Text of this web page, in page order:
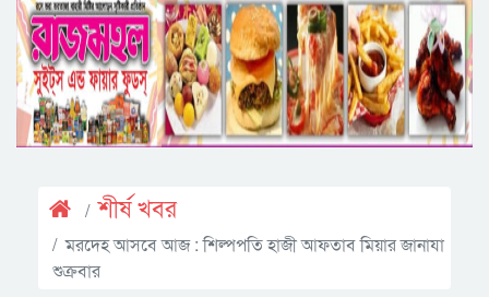
শীর্ষ খবর
মরদেহ আসবে আজ : শিল্পপতি হাজী আফতাব মিয়ার জানাযা
শুক্রবার